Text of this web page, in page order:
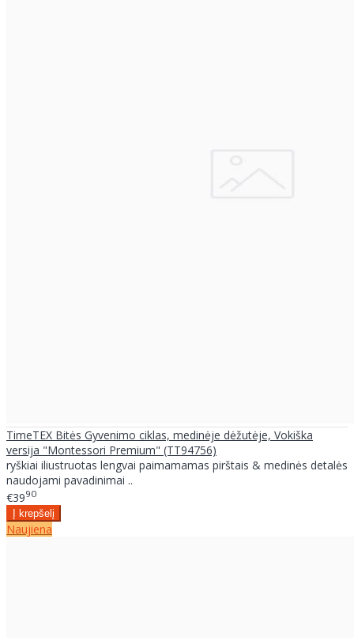
TimeTEX Bitės Gyvenimo ciklas, medinėje dėžutėje, Vokiška
versija "Montessori Premium" (TT94756)
ryškiai iliustruotas lengvai paimamamas pirštais & medinės detalės
naudojami pavadinimai ..
€3990
Naujiena